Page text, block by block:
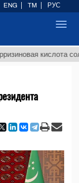
кислота
ENG TM РУС